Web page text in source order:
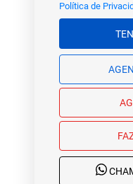
Política de